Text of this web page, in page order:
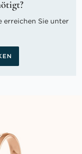
erreichen Sie unter